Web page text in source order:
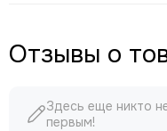
Отзывы о
Здесь еще никто
первым!